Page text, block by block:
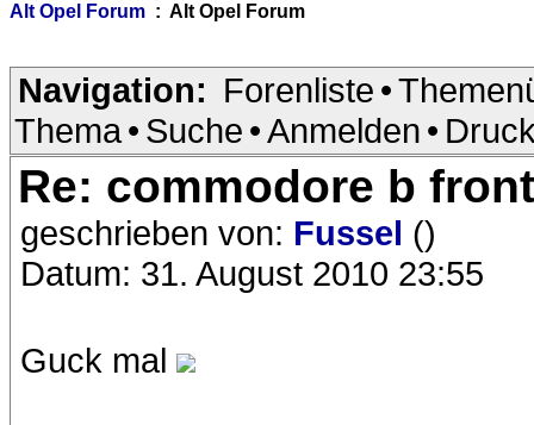
Alt Opel Forum : Alt Opel Forum
Navigation: Forenliste •
Thema• Suche •Anmelden •
Re: commodore b
geschrieben von: Fussel ()
Datum: 31. August 2010 23:55
Guck mal